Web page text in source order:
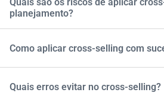
países, enquanto cross-selling é
planejamento?
Pode gerar insatisfação, parecer
a imagem da marca.
Como aplicar cross-selling com
- Conheça o perfil do cliente. -
e úteis. - Use dados para
Quais erros evitar no cross-selling?